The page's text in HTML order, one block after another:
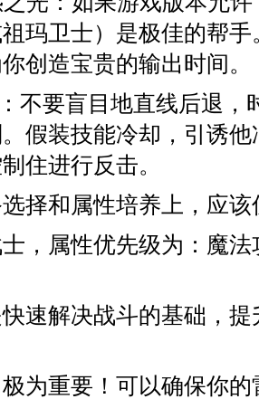
玛卫士）是极佳的帮
创造宝贵的输出时间。
不要盲目地直线后退，
假装技能冷却，引诱
住进行反击。
择和属性培养上，应
，属性优先级为：魔
速解决战斗的基础，
为重要！可以确保你